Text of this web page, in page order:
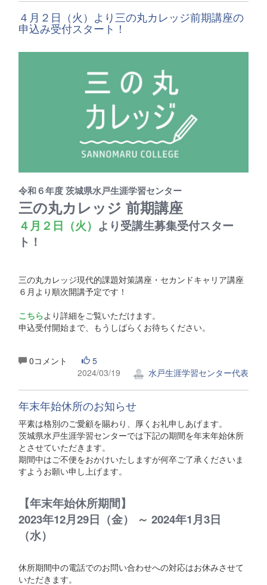
４月２日（火）より三の丸カレッジ前期講座の
申込み受付スタート！
令和６年度 茨城県水戸生涯学習センター
三の丸カレッジ 前期講座
４月２日（火） より受講生募集受付スター
ト！
三の丸カレッジ現代的課題対策講座・セカンドキャリア講座
６月より順次開講予定です！
こちらより詳細をご覧いただけます。
申込受付開始まで、もうしばらくお待ちください。
0コメント
5
2024/03/19
水戸生涯学習センター代表
年末年始休所のお知らせ
平素は格別のご愛顧を賜わり、厚くお礼申しあげます。
茨城県水戸生涯学習センターでは下記の期間を年末年始休所
とさせていただきます。
期間中はご不便をおかけいたしますが何卒ご了承くださいま
すようお願い申し上げます。
【年末年始休所期間】
2023年12月29日（金） ～ 2024年1月3日
（水）
休所期間中の電話でのお問い合わせへの対応はお休みさせて
いただきます。